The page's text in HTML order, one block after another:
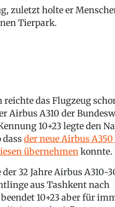
zuletzt holte er
Tierpark.
reichte das Flugzeug
Airbus A310 der
10+23 legte den
dass der neue Airbus A350
übernehmenkonnte.
32 Jahre Airbus A310-
aus Tashkent nach
10+23 aber für